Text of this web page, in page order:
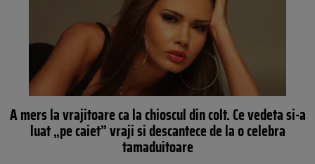
A mers la vrajitoare ca la chioscul din colt. Ce vedeta si-a
luat „pe caiet” vraji si descantece de la o celebra
tamaduitoare